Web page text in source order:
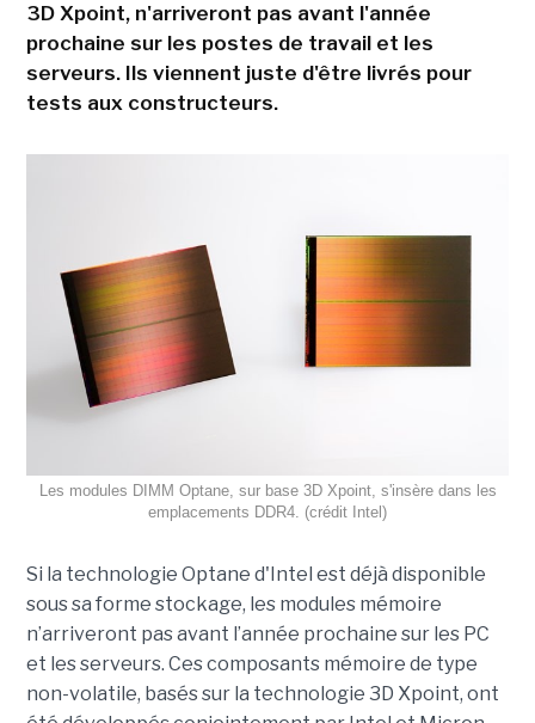
3D Xpoint, n'arriveront pas avant l'année
prochaine sur les postes de travail et les
serveurs. Ils viennent juste d'être livrés pour
tests aux constructeurs.
Les modules DIMM Optane, sur base 3D Xpoint, s'insère dans les
emplacements DDR4. (crédit Intel)
Si la technologie Optane d'Intel est déjà disponible
sous sa forme stockage, les modules mémoire
n’arriveront pas avant l’année prochaine sur les PC
et les serveurs. Ces composants mémoire de type
non-volatile, basés sur la technologie 3D Xpoint, ont